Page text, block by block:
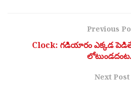
Previous
Clock: గడియారం ఎక్కడ
Next Post